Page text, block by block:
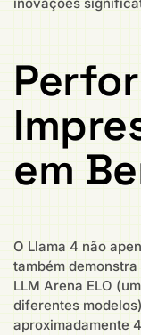
em
O Llama 4 não
também
LLM Arena ELO
diferentes
aproximadamente